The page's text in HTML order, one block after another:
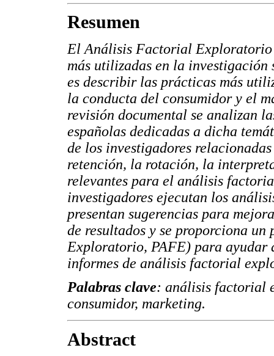
Resumen
El Análisis Factorial Exploratorio
más utilizadas en la
es describir las prácticas más
la conducta del consumidor y el
revisión documental se analizan
españolas dedicadas a dicha
de los investigadores
retención, la rotación, la
relevantes para el análisis
investigadores ejecutan los
presentan sugerencias para
de resultados y se proporciona
Exploratorio, PAFE) para ayudar
informes de análisis factorial
Palabras clave: análisis factorial
consumidor, marketing.
Abstract